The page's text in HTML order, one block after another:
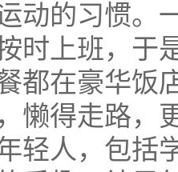
动的习惯。
时上班，于
都在豪华饭
懒得走路，
轻人，包括